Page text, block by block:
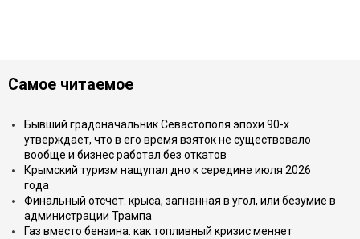
Самое читаемое
Бывший градоначальник Севастополя эпохи 90-х
утверждает, что в его время взяток не существовало
вообще и бизнес работал без откатов
Крымский туризм нащупал дно к середине июля 2026
года
Финальный отсчёт: крыса, загнанная в угол, или безумие в
администрации Трампа
Газ вместо бензина: как топливный кризис меняет